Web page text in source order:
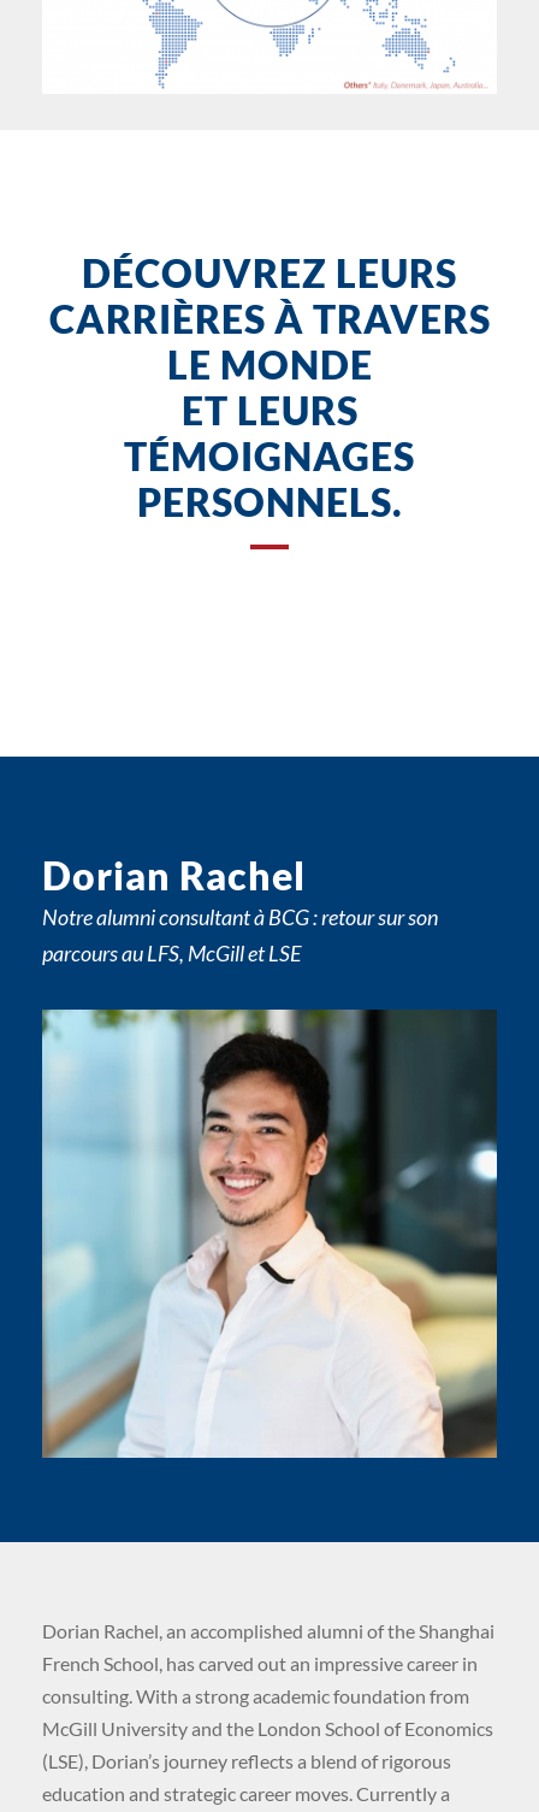
DÉCOUVREZ LEURS
CARRIÈRES À TRAVERS
LE MONDE
ET LEURS
TÉMOIGNAGES
PERSONNELS.
Dorian Rachel
Notre alumni consultant à BCG : retour sur son
parcours au LFS, McGill et LSE
Dorian Rachel, an accomplished alumni of the Shanghai
French School, has carved out an impressive career in
consulting. With a strong academic foundation from
McGill University and the London School of Economics
(LSE), Dorian’s journey reflects a blend of rigorous
education and strategic career moves. Currently a